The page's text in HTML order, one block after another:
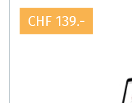
CHF 139.-